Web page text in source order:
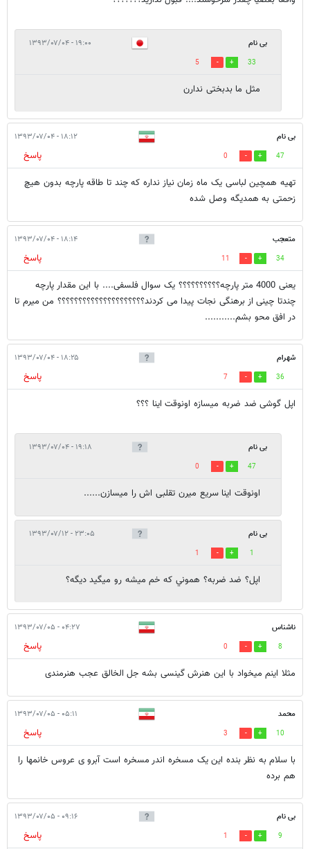
بی نام ۱۹:۰۰ - ۱۳۹۳/۰۷/۰۴
33
5
مثل ما بدبختی ندارن
بی نام ۱۸:۱۲ - ۱۳۹۳/۰۷/۰۴
47
0
پاسخ
تهیه همچین لباسی یک ماه زمان نیاز نداره که چند تا طاقه پارچه بدون هیچ
زحمتی به همدیگه وصل شده
متعجب ۱۸:۱۴ - ۱۳۹۳/۰۷/۰۴
34
11
پاسخ
یعنی 4000 متر پارچه؟؟؟؟؟؟؟؟؟؟ یک سوال فلسفی.... با این مقدار پارچه
چندتا چینی از برهنگی نجات پیدا می کردند؟؟؟؟؟؟؟؟؟؟؟؟؟؟؟؟؟؟؟؟؟ من میرم تا
در افق محو بشم...........
شهرام ۱۸:۲۵ - ۱۳۹۳/۰۷/۰۴
36
7
پاسخ
اپل گوشی ضد ضربه میسازه اونوقت اینا ؟؟؟
بی نام ۱۹:۱۸ - ۱۳۹۳/۰۷/۰۴
47
0
اونوقت اینا سریع میرن تقلبی اش را میسازن......
بی نام ۲۳:۰۵ - ۱۳۹۳/۰۷/۱۲
1
1
اپل؟ ضد ضربه؟ هموني که خم ميشه رو ميگيد ديگه؟
ناشناس ۰۴:۲۷ - ۱۳۹۳/۰۷/۰۵
8
0
پاسخ
مثلا اینم میخواد با این هنرش گینسی بشه جل الخالق عجب هنرمندی
محمد ۰۵:۱۱ - ۱۳۹۳/۰۷/۰۵
10
3
پاسخ
با سلام به نظر بنده این یک مسخره اندر مسخره است آبرو ی عروس خانمها را
هم برده
بی نام ۰۹:۱۶ - ۱۳۹۳/۰۷/۰۵
9
1
پاسخ